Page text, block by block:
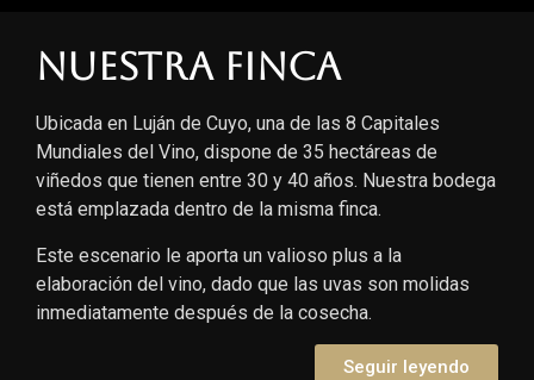
Nuestra finca
Ubicada en Luján de Cuyo, una de las 8 Capitales
Mundiales del Vino, dispone de 35 hectáreas de
viñedos que tienen entre 30 y 40 años. Nuestra bodega
está emplazada dentro de la misma finca.
Este escenario le aporta un valioso plus a la
elaboración del vino, dado que las uvas son molidas
inmediatamente después de la cosecha.
Seguir leyendo